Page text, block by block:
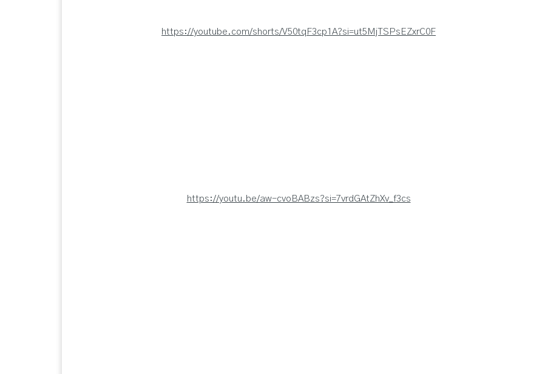
https://youtube.com/shorts/V50tqF3cp1A?si=ut5MjTSPsEZxrC0F
https://youtu.be/aw-cvoBABzs?si=7vrdGAtZhXv_f3cs